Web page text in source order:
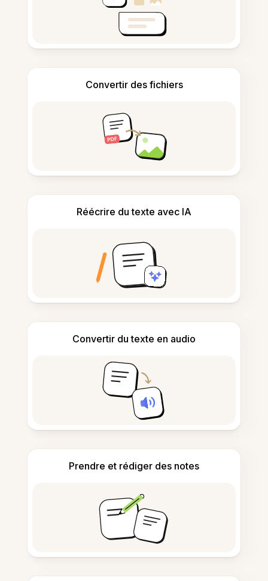
Convertir des fichiers
Réécrire du texte avec IA
Convertir du texte en audio
Prendre et rédiger des notes